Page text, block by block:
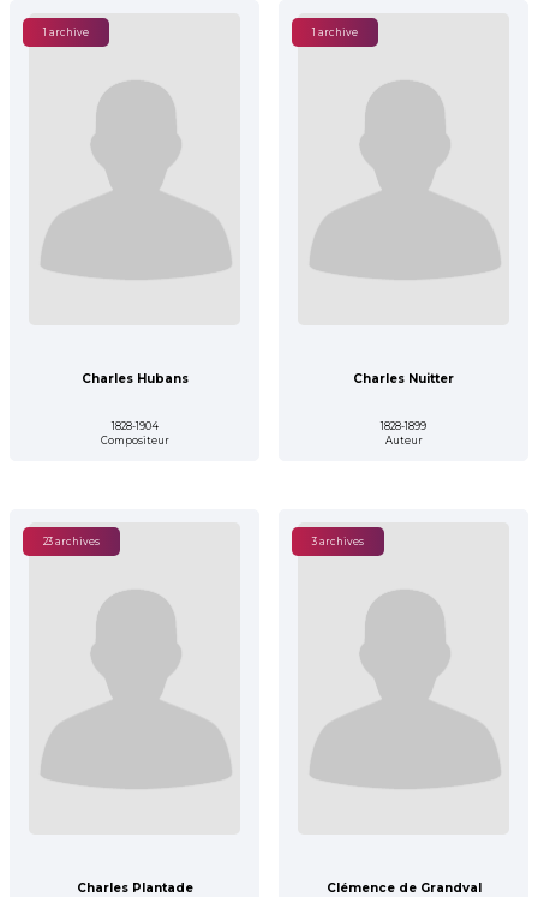
1 archive
Charles Hubans
1828-1904
Compositeur
1 archive
Charles Nuitter
1828-1899
Auteur
23 archives
Charles Plantade
3 archives
Clémence de Grandval